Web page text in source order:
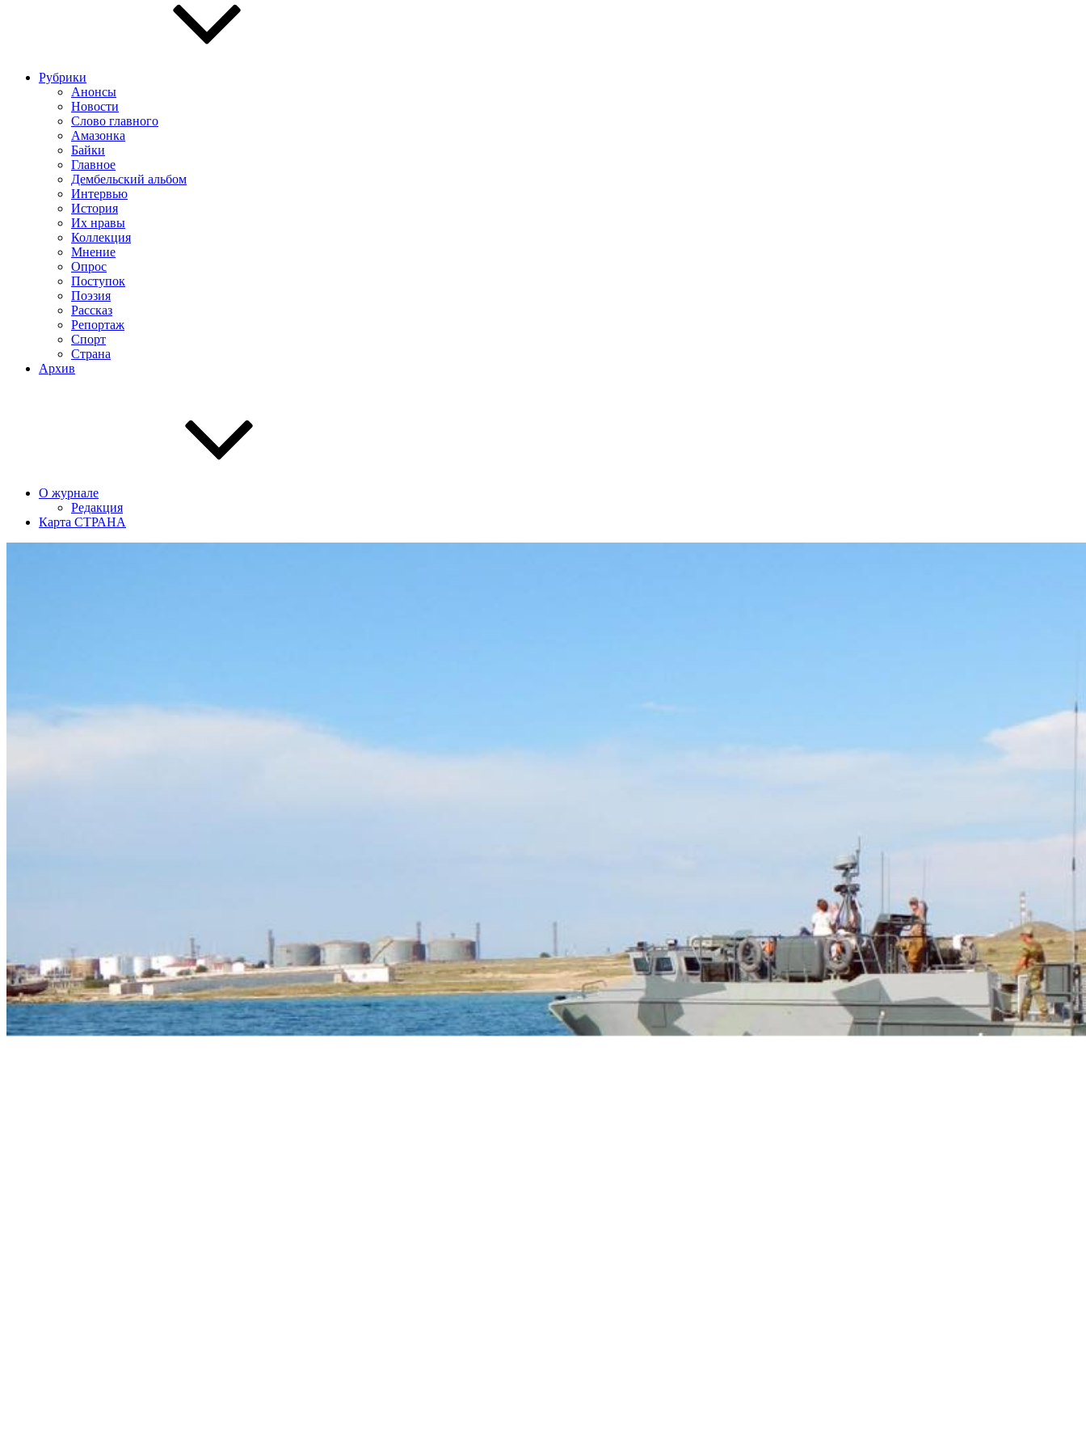
Рубрики
Анонсы
Новости
Слово главного
Амазонка
Байки
Главное
Дембельский альбом
Интервью
История
Их нравы
Коллекция
Мнение
Опрос
Поступок
Поэзия
Рассказ
Репортаж
Спорт
Страна
Архив
О журнале
Редакция
Карта СТРАНА